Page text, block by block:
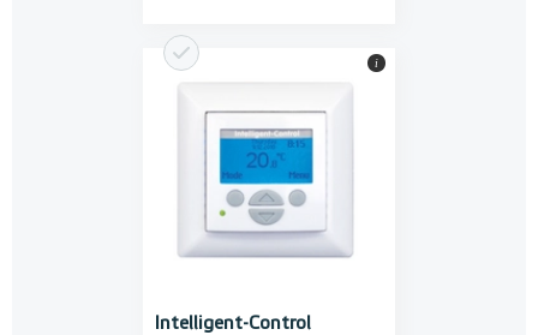
Intelligent-Control
i